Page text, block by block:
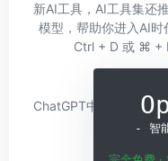
新AI工具，AI工具集还
模型，帮助你进入AI时
Ctrl + D 或 ⌘ +
ChatGPT中文版
问
- 智